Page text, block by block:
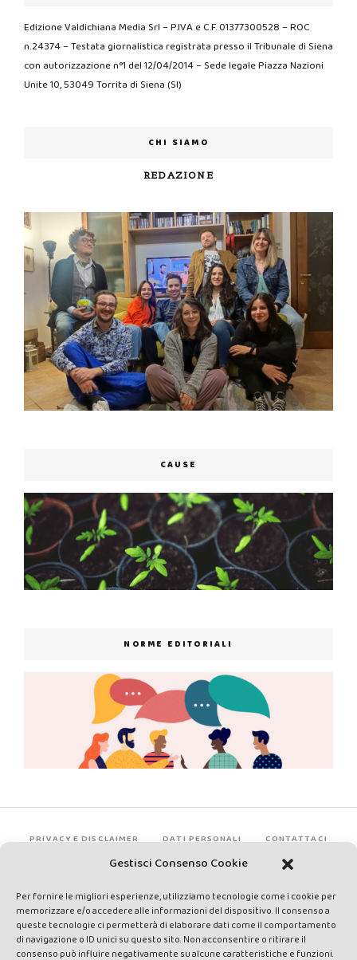
Gestisci Consenso Cookie
Per fornire le migliori esperienze, utilizziamo tecnologie come i cookie per
memorizzare e/o accedere alle informazioni del dispositivo. Il consenso a
queste tecnologie ci permetterà di elaborare dati come il comportamento
di navigazione o ID unici su questo sito. Non acconsentire o ritirare il
consenso può influire negativamente su alcune caratteristiche e funzioni.
Edizione Valdichiana Media Srl – P.IVA e C.F. 01377300528 – ROC
n.24374 – Testata giornalistica registrata presso il Tribunale di Siena
con autorizzazione n°1 del 12/04/2014 – Sede legale Piazza Nazioni
Unite 10, 53049 Torrita di Siena (SI)
CHI SIAMO
REDAZIONE
CAUSE
NORME EDITORIALI
PRIVACY E DISCLAIMER DATI PERSONALI CONTATTACI